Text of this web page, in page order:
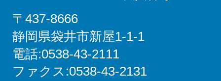
〒437-8666
静岡県袋井市新屋1-1-1
電話:0538-43-2111
ファクス:0538-43-2131